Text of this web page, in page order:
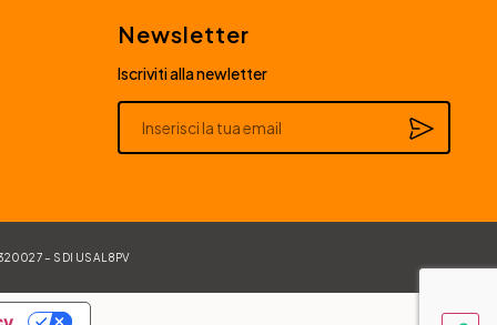
Newsletter
Iscriviti alla newletter
– SDI USAL8PV